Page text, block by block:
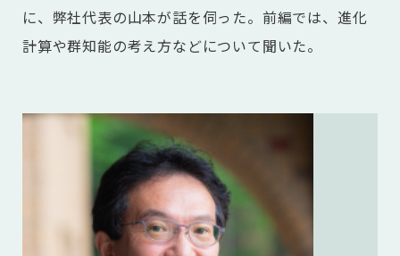
に、弊社代表の山本が話を伺った。前編では、進化
計算や群知能の考え方などについて聞いた。